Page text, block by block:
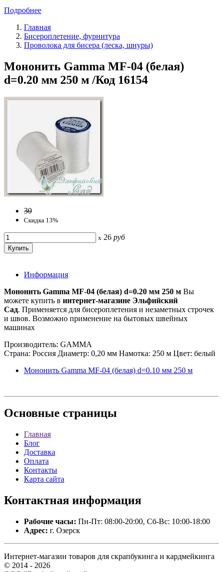
Подробнее
Главная
Бисероплетение, фурнитура
Проволока для бисера (леска, шнуры)
Мононить Gamma MF-04 (белая)
d=0.20 мм 250 м /Код 16154
30
Скидка 13%
x 26 руб
Информация
Мононить Gamma MF-04 (белая) d=0.20 мм 250 м Вы
можете купить в интернет-магазине Эльфийский
Сад. Применяется для бисероплетения и незаметных строчек
и швов. Возможно применение на бытовых швейных
машинах
Производитель: GAMMA
Страна: Россия Диаметр: 0,20 мм Намотка: 250 м Цвет: белый
Мононить Gamma MF-04 (белая) d=0.10 мм 250 м
Основные страницы
Главная
Блог
Доставка
Оплата
Контакты
Карта сайта
Контактная информация
Рабочие часы: Пн-Пт: 08:00-20:00, Сб-Вс: 10:00-18:00
Адрес: г. Озерск
Интернет-магазин товаров для скрапбукинга и кардмейкинга
© 2014 - 2026